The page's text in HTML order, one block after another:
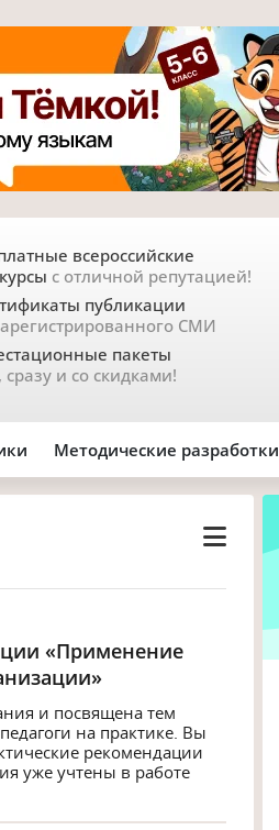
всероссийские
с отличной репутацией!
публикации
СМИ
пакеты
сразу и со скидками!
Методические разработки
«Применение
и посвящена тем
на практике. Вы
рекомендации
уже учтены в работе